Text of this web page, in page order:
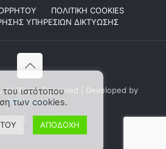
ΠΟΛΙΤΙΚΗ COOKIES
ΥΠΗΡΕΣΙΩΝ ΔΙΚΤΥΩΣΗΣ
All Rights Reserved | Developed by
WP Experts
ιστότοπου
των cookies.
ΑΠΟΔΟΧΗ